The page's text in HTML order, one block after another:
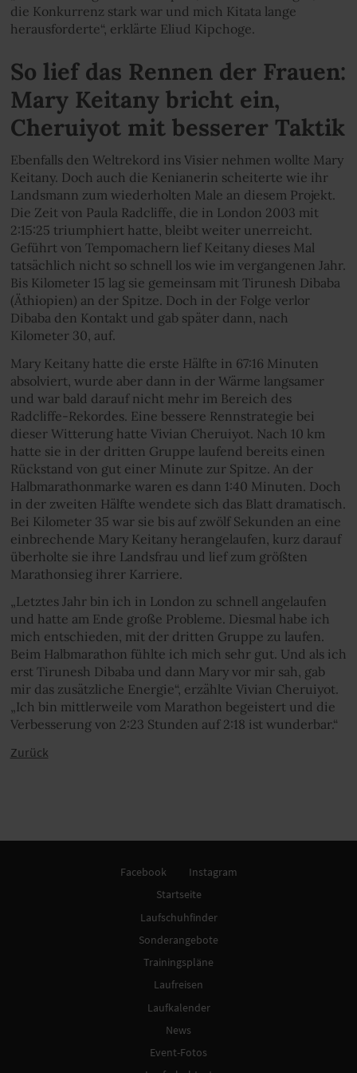
die Konkurrenz stark war und mich Kitata lange
herausforderte“, erklärte Eliud Kipchoge.
So lief das Rennen der Frauen:
Mary Keitany bricht ein,
Cheruiyot mit besserer Taktik
Ebenfalls den Weltrekord ins Visier nehmen wollte Mary
Keitany. Doch auch die Kenianerin scheiterte wie ihr
Landsmann zum wiederholten Male an diesem Projekt.
Die Zeit von Paula Radcliffe, die in London 2003 mit
2:15:25 triumphiert hatte, bleibt weiter unerreicht.
Geführt von Tempomachern lief Keitany dieses Mal
tatsächlich nicht so schnell los wie im vergangenen Jahr.
Bis Kilometer 15 lag sie gemeinsam mit Tirunesh Dibaba
(Äthiopien) an der Spitze. Doch in der Folge verlor
Dibaba den Kontakt und gab später dann, nach
Kilometer 30, auf.
Mary Keitany hatte die erste Hälfte in 67:16 Minuten
absolviert, wurde aber dann in der Wärme langsamer
und war bald darauf nicht mehr im Bereich des
Radcliffe-Rekordes. Eine bessere Rennstrategie bei
dieser Witterung hatte Vivian Cheruiyot. Nach 10 km
hatte sie in der dritten Gruppe laufend bereits einen
Rückstand von gut einer Minute zur Spitze. An der
Halbmarathonmarke waren es dann 1:40 Minuten. Doch
in der zweiten Hälfte wendete sich das Blatt dramatisch.
Bei Kilometer 35 war sie bis auf zwölf Sekunden an eine
einbrechende Mary Keitany herangelaufen, kurz darauf
überholte sie ihre Landsfrau und lief zum größten
Marathonsieg ihrer Karriere.
„Letztes Jahr bin ich in London zu schnell angelaufen
und hatte am Ende große Probleme. Diesmal habe ich
mich entschieden, mit der dritten Gruppe zu laufen.
Beim Halbmarathon fühlte ich mich sehr gut. Und als ich
erst Tirunesh Dibaba und dann Mary vor mir sah, gab
mir das zusätzliche Energie“, erzählte Vivian Cheruiyot.
„Ich bin mittlerweile vom Marathon begeistert und die
Verbesserung von 2:23 Stunden auf 2:18 ist wunderbar.“
Zurück
Facebook
Instagram
Startseite
Laufschuhfinder
Sonderangebote
Trainingspläne
Laufreisen
Laufkalender
News
Event-Fotos